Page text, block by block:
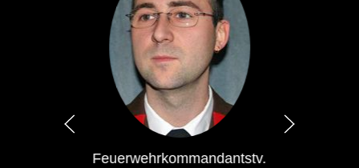
Feuerwehrkommandantstv.